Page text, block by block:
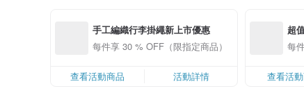
手工編織行李掛繩新上市優惠
每件享 30 % OFF（限指定商品）
查看活動商品 活動詳情
超
每
查看活